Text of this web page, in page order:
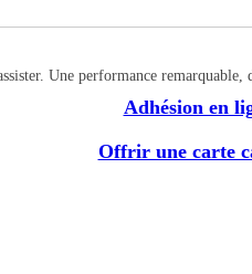
Une performance
Adhésion en
Offrir une carte